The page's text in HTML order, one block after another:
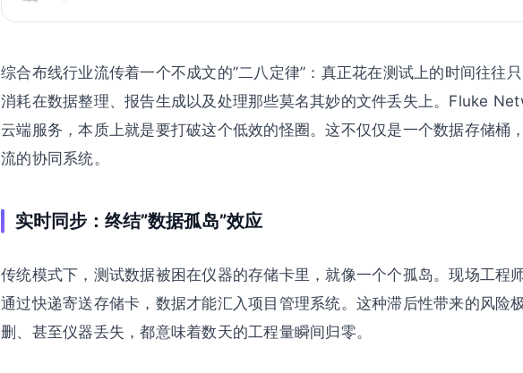
综合布线行业流传着一个不成文的”二八定律”：真正花在测试上的时间往往
消耗在数据整理、报告生成以及处理那些莫名其妙的文件丢失上。Fluke
云端服务，本质上就是要打破这个低效的怪圈。这不仅仅是一个数据存储桶
流的协同系统。
实时同步：终结”数据孤岛”效应
传统模式下，测试数据被困在仪器的存储卡里，就像一个个孤岛。现场工程
通过快递寄送存储卡，数据才能汇入项目管理系统。这种滞后性带来的风
删、甚至仪器丢失，都意味着数天的工程量瞬间归零。